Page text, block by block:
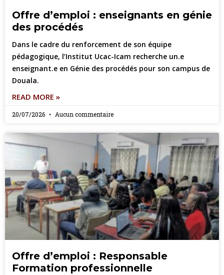
Offre d’emploi : enseignants en génie
des procédés
Dans le cadre du renforcement de son équipe
pédagogique, l’Institut Ucac-Icam recherche un.e
enseignant.e en Génie des procédés pour son campus de
Douala.
READ MORE »
20/07/2026 Aucun commentaire
Offre d’emploi : Responsable
Formation professionnelle